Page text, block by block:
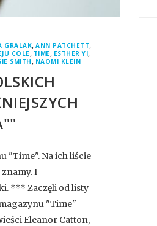
GRALAK,ANN PATCHETT,
COLE, TIME, ESTHER YI,
SMITH , NAOMI KLEIN
"Time". Na ich liście
I
*** Zaczęli od listy
"Time"
Eleanor Catton,